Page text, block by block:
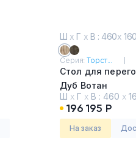
Ш х Г х В : 460х 160
Серия:Торст...
Стол для
Дуб Вотан
Ш х Г х В : 460 х
196 195 Р
На заказ